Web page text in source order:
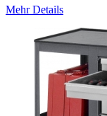
Mehr Details